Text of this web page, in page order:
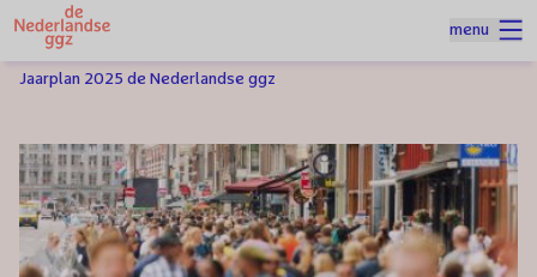
Spring naar hoofdinhoud
menu
Homepage
Jaarplan 2025 de Nederlandse ggz